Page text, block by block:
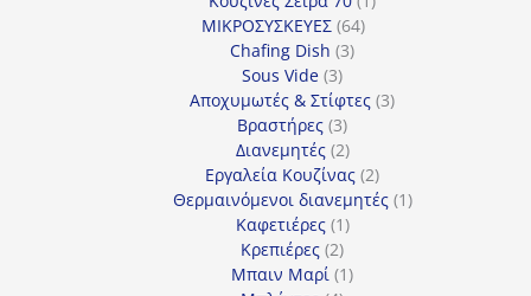
ΜΙΚΡΟΣΥΣΚΕΥΕΣ 6464
Chafing Dish 33
Sous Vide 33
προϊόντα
Αποχυμωτές & Στίφτες 33
Βραστήρες 33
προϊόντα
Διανεμητές 22
προϊόντα
Εργαλεία Κουζίνας 22
προϊόντα
Θερμαινόμενοι διανεμητές 11
Καφετιέρες 11
προϊόν
Κρεπιέρες 22
προϊόντα
Μπαιν Μαρί 11